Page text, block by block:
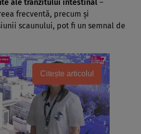
ale tranzitului intestinal –
frecventă, precum și
scaunului, pot fi un semnal de
Citește articolul